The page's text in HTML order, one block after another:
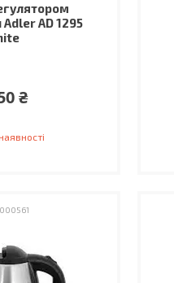
AD 1295
₴